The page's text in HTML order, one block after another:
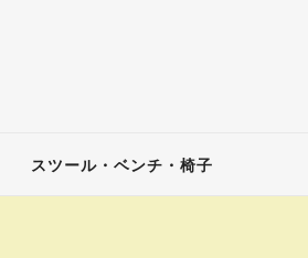
スツール・ベンチ・椅子